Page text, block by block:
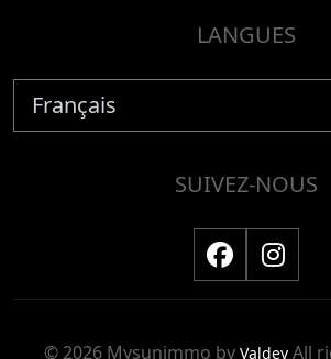
LANGUES
SUIVEZ-NOUS
© 2026 Mysunimmo by Valdev All